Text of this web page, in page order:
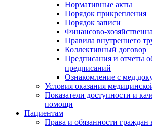
Нормативные акты
Порядок прикрепления
Порядок записи
Финансово-
Правила внутреннего
Коллективный договор
Предписания и отчеты
предписаний
Ознакомление с
Условия оказания
Показатели доступности и
помощи
Пациентам
Права и обязанности граждан